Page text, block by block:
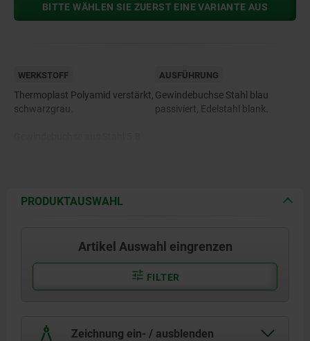
BITTE WÄHLEN SIE ZUERST EINE VARIANTE AUS
WERKSTOFF
Thermoplast Polyamid verstärkt,
schwarzgrau.
AUSFÜHRUNG
Gewindebuchse Stahl blau
passiviert, Edelstahl blank.
PRODUKTAUSWAHL
Artikel Auswahl eingrenzen
FILTER
Zeichnung ein- / ausblenden